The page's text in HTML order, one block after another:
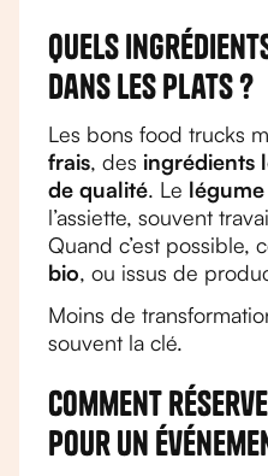
Quels
dans les plats ?
Les bons food trucks
frais, des ingrédients
de qualité. Le légume
l’assiette, souvent
Quand c’est possible,
bio, ou issus de
Moins de
souvent la clé.
Comment
pour un